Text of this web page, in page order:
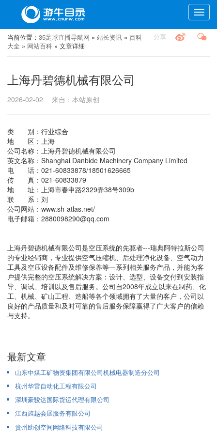
Toggle
分享
当前位置： 35足球直播导航网 » 站长资讯 » 百科
大全 » 网站百科 » 文章详细
上海丹碧德机械有限公司
2026-02-02 来自：本站原创
类 别：行业综合
地 区：上海
公司名称：上海丹碧德机械有限公司
英文名称：Shanghai Danbide Machinery Company Limited
电 话：021-60833878/18501626665
传 真：021-60833879
地 址：上海市春申路2329弄38号309b
联 系：刘
公司网站：www.sh-atlas.net/
电子邮箱：2880098290@qq.com
上海丹碧德机械有限公司是空压系统的先驱者---瑞典阿特拉斯公司
的专业经销商，专业提供空气压缩机、后处理净化设备、空气动力
工具及空压设备配件及维修保养等一系列相关服务产品，并能为客
户提供完整的空压系统解决方案：设计、选型、设备交付到安装指
导、调试、培训以及售后服务。公司自2008年成立以来在制药、化
工、机械、矿山工程、造船等各个领域拥有了大量的客户，公司以
良好的产品质量和及时可靠的售后服务保障赢得了广大客户的信赖
与支持。
最新文章
山东中煤工矿物资集团有限公司机械电器制造分公司
杭州华雷自动化工程有限公司
深圳豪骏达国际货运代理有限公司
江西旌越会展服务有限公司
贵州助创空间网络科技有限公司